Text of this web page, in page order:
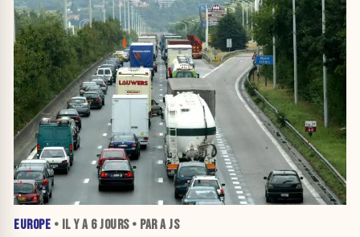
EUROPE • IL Y A 6 JOURS• PAR A JS